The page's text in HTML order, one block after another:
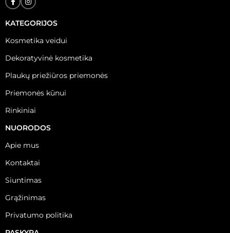
KATEGORIJOS
Kosmetika veidui
Dekoratyvinė kosmetika
Plaukų priežiūros priemonės
Priemonės kūnui
Rinkiniai
NUORODOS
Apie mus
Kontaktai
Siuntimas
Grąžinimas
Privatumo politika